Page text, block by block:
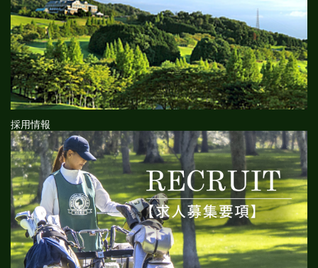
採用情報